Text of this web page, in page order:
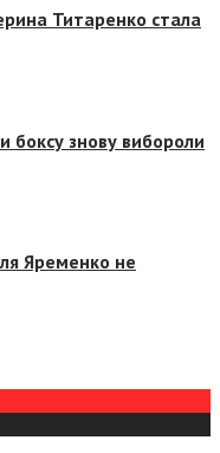
Титаренко стала
боксу знову вибороли
Яременко не